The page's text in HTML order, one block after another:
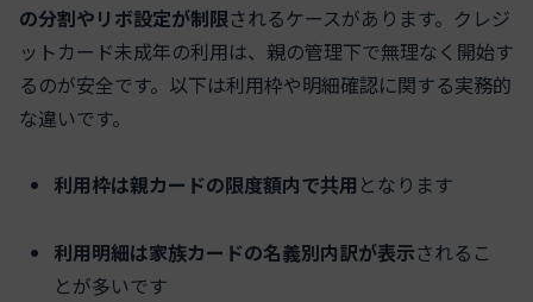
の分割やリボ設定が制限されるケースがあります。クレジ
ットカード未成年の利用は、親の管理下で無理なく開始す
るのが安全です。以下は利用枠や明細確認に関する実務的
な違いです。
利用枠は親カードの限度額内で共用 となります
利用明細は家族カードの名義別内訳が表示されるこ
とが多いです